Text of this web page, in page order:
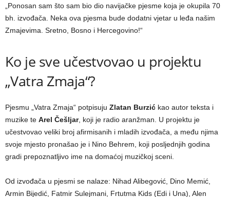
„Ponosan sam što sam bio dio navijačke pjesme koja je okupila 70
bh. izvođača. Neka ova pjesma bude dodatni vjetar u leđa našim
Zmajevima. Sretno, Bosno i Hercegovino!“
Ko je sve učestvovao u projektu
„Vatra Zmaja“?
Pjesmu „Vatra Zmaja“ potpisuju Zlatan Burzić kao autor teksta i
muzike te Arel Češljar, koji je radio aranžman. U projektu je
učestvovao veliki broj afirmisanih i mladih izvođača, a među njima
svoje mjesto pronašao je i Nino Behrem, koji posljednjih godina
gradi prepoznatljivo ime na domaćoj muzičkoj sceni.
Od izvođača u pjesmi se nalaze: Nihad Alibegović, Dino Memić,
Armin Bijedić, Fatmir Sulejmani, Frtutma Kids (Edi i Una), Alen